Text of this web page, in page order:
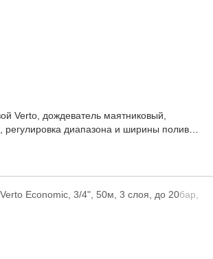
Verto, дождеватель маятниковый,
диапазона и ширины полива,
15х19 м